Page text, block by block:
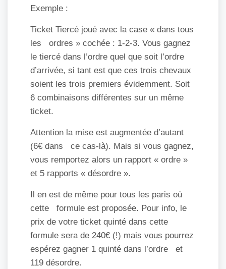
Exemple :
Ticket Tiercé joué avec la case « dans tous
les ordres » cochée : 1-2-3. Vous gagnez
le tiercé dans l’ordre quel que soit l’ordre
d’arrivée, si tant est que ces trois chevaux
soient les trois premiers évidemment. Soit
6 combinaisons différentes sur un même
ticket.
Attention la mise est augmentée d’autant
(6€ dans ce cas-là). Mais si vous gagnez,
vous remportez alors un rapport « ordre »
et 5 rapports « désordre ».
Il en est de même pour tous les paris où
cette formule est proposée. Pour info, le
prix de votre ticket quinté dans cette
formule sera de 240€ (!) mais vous pourrez
espérez gagner 1 quinté dans l’ordre et
119 désordre.